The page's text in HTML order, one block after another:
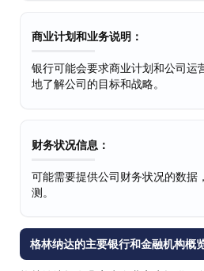
商业计划和业务说明：
银行可能会要求商业计划和公司运
地了解公司的目标和战略。
财务状况信息：
可能需要提供公司财务状况的数据
测。
格林纳达的主要银行和金融机构概